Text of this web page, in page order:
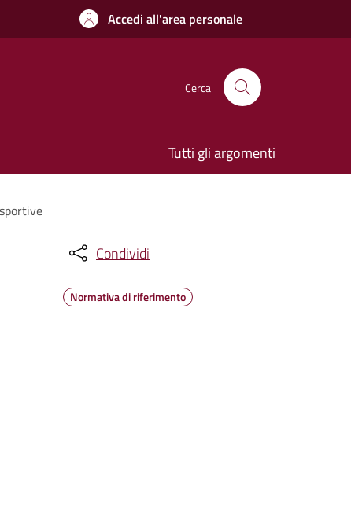
Accedi all'area personale
Cerca
Tutti gli argomenti
Condividi
Normativa di riferimento